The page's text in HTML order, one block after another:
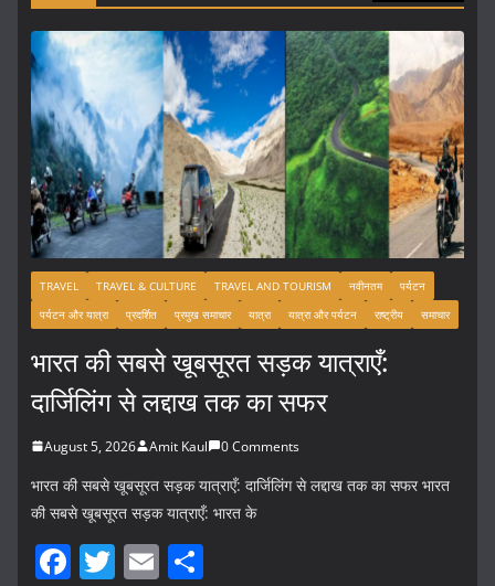
TRAVEL TRAVEL & CULTURE TRAVEL AND TOURISM नवीनतम
पर्यटन
पर्यटन और यात्रा
प्रदर्शित प्रमुख समाचार यात्रा यात्रा और पर्यटन राष्ट्रीय समाचार
भारत की सबसे खूबसूरत सड़क यात्राएँ:
दार्जिलिंग से लद्दाख तक का सफर
August 5, 2026 Amit Kaul 0 Comments
भारत की सबसे खूबसूरत सड़क यात्राएँ: दार्जिलिंग से लद्दाख तक का सफर भारत
की सबसे खूबसूरत सड़क यात्राएँ: भारत के
F T E